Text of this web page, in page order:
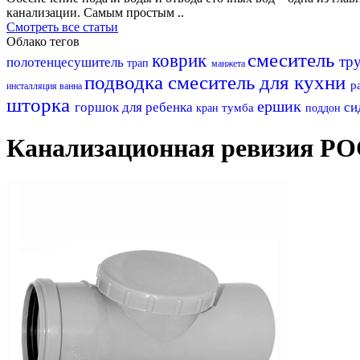
канализации. Самым простым ..
Смотреть все статьи
Облако тегов
полотенцесушитель трап коврик манжета смеситель
инсталляция ванна подводка смеситель для кухни
шторка горшок для ребенка кран тумба ершик поддон
Канализационная ревизия